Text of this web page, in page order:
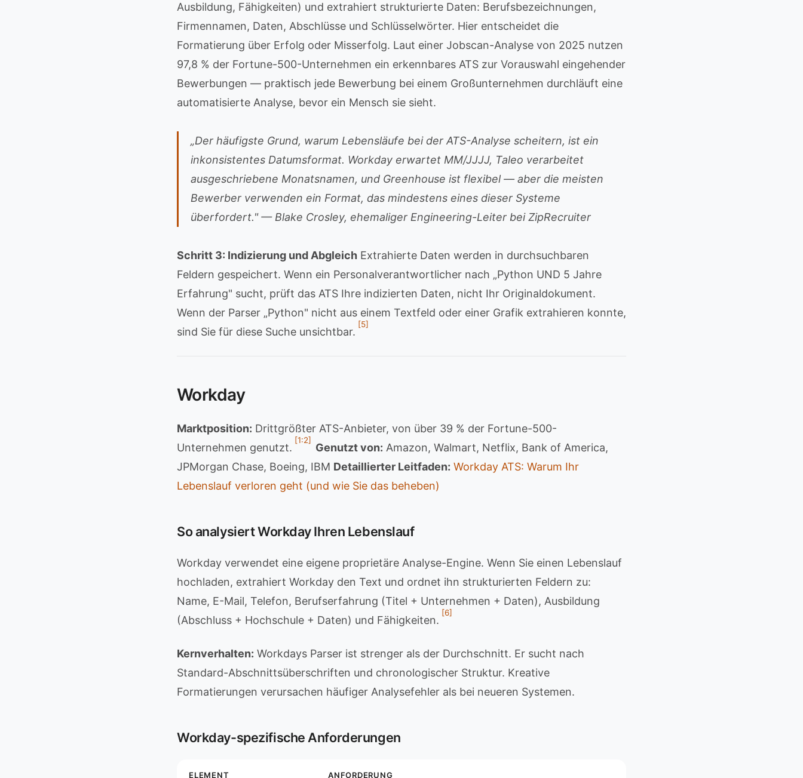
Ausbildung, Fähigkeiten) und extrahiert strukturierte Daten: Berufsbezeichnungen,
Firmennamen, Daten, Abschlüsse und Schlüsselwörter. Hier entscheidet die
Formatierung über Erfolg oder Misserfolg. Laut einer Jobscan-Analyse von 2025 nutzen
97,8 % der Fortune-500-Unternehmen ein erkennbares ATS zur Vorauswahl eingehender
Bewerbungen — praktisch jede Bewerbung bei einem Großunternehmen durchläuft eine
automatisierte Analyse, bevor ein Mensch sie sieht.
„Der häufigste Grund, warum Lebensläufe bei der ATS-Analyse scheitern, ist ein
inkonsistentes Datumsformat. Workday erwartet MM/JJJJ, Taleo verarbeitet
ausgeschriebene Monatsnamen, und Greenhouse ist flexibel — aber die meisten
Bewerber verwenden ein Format, das mindestens eines dieser Systeme
überfordert." — Blake Crosley, ehemaliger Engineering-Leiter bei ZipRecruiter
Schritt 3: Indizierung und Abgleich Extrahierte Daten werden in durchsuchbaren
Feldern gespeichert. Wenn ein Personalverantwortlicher nach „Python UND 5 Jahre
Erfahrung" sucht, prüft das ATS Ihre indizierten Daten, nicht Ihr Originaldokument.
Wenn der Parser „Python" nicht aus einem Textfeld oder einer Grafik extrahieren konnte,
sind Sie für diese Suche unsichtbar.
[5]
Workday
Marktposition: Drittgrößter ATS-Anbieter, von über 39 % der Fortune-500-
Unternehmen genutzt.
[1:2]
Genutzt von: Amazon, Walmart, Netflix, Bank of America,
JPMorgan Chase, Boeing, IBM Detaillierter Leitfaden: Workday ATS: Warum Ihr
Lebenslauf verloren geht (und wie Sie das beheben)
So analysiert Workday Ihren Lebenslauf
Workday verwendet eine eigene proprietäre Analyse-Engine. Wenn Sie einen Lebenslauf
hochladen, extrahiert Workday den Text und ordnet ihn strukturierten Feldern zu:
Name, E-Mail, Telefon, Berufserfahrung (Titel + Unternehmen + Daten), Ausbildung
(Abschluss + Hochschule + Daten) und Fähigkeiten.
[6]
Kernverhalten: Workdays Parser ist strenger als der Durchschnitt. Er sucht nach
Standard-Abschnittsüberschriften und chronologischer Struktur. Kreative
Formatierungen verursachen häufiger Analysefehler als bei neueren Systemen.
Workday-spezifische Anforderungen
ELEMENT ANFORDERUNG